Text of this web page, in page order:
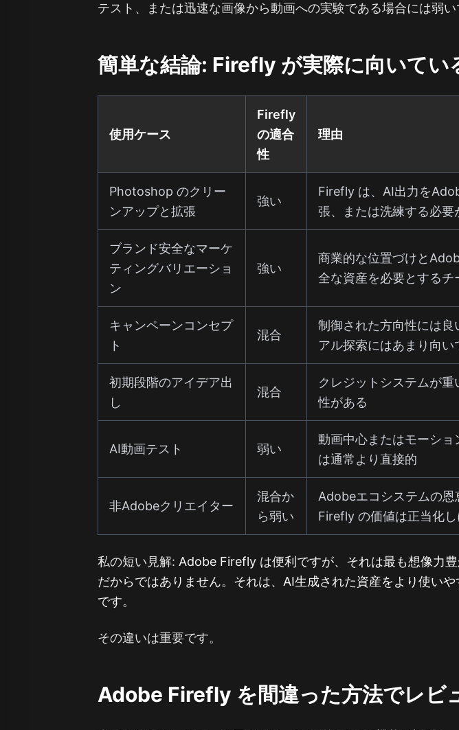
テスト、または迅速な画像から動画への実験である場合には弱い
簡単な結論: Firefly が実際に向いてい
使用ケース
Firefly
の適合
性
理由
Photoshop のクリー
ンアップと拡張
強い
Firefly は、AI出力を
張、または洗練する必
ブランド安全なマーケ
ティングバリエーショ
ン
強い
商業的な位置づけと
全な資産を必要とするチ
キャンペーンコンセプ
ト
混合
制御された方向性には良
アル探索にはあまり向い
初期段階のアイデア出
し
混合
クレジットシステムが
性がある
AI動画テスト 弱い
動画中心またはモーシ
は通常より直接的
非Adobeクリエイター
混合か
ら弱い
Adobeエコシステムの恩
Firefly の価値は正当化
私の短い見解: Adobe Firefly は便利ですが、それは最も想像力
だからではありません。それは、AI生成された資産をより使い
です。
その違いは重要です。
Adobe Firefly を間違った方法でレビ